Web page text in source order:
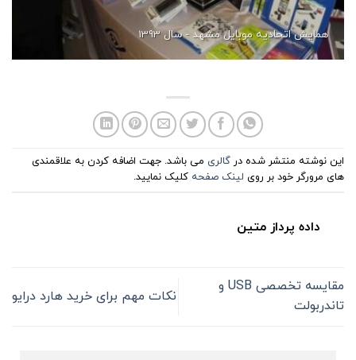
همایش اتحادیه موبایل مشهد - سال 1393
این نوشته منتشر شده در گالری می باشد. جهت اضافه کردن به علاقمندی
های مرورگر خود بر روی لینک صفحه کلیک نمایید.
داده پرداز متین
مقایسه تخصصی USB و
تاندربولت
نکات مهم برای خرید هارد درایو